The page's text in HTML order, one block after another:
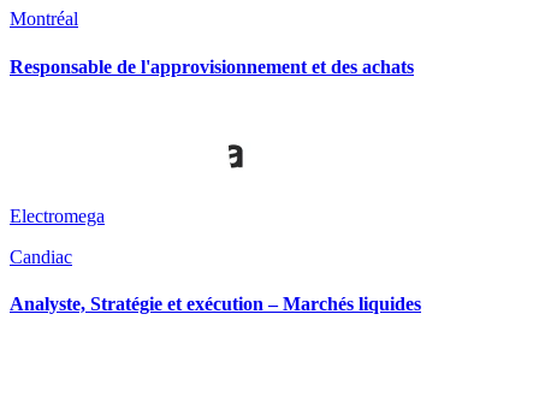
Montréal
Responsable de l'approvisionnement et des achats
Electromega
Candiac
Analyste, Stratégie et exécution – Marchés liquides